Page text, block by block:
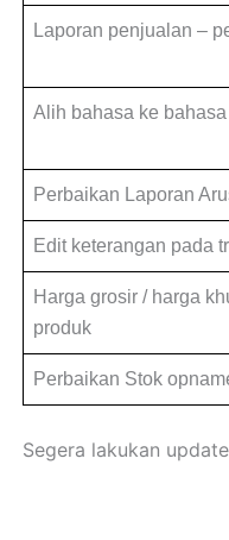
Laporan penjualan –
Alih bahasa ke
Perbaikan Laporan
Edit keterangan pada
Harga grosir / harga
produk
Perbaikan Stok
Segera lakukan